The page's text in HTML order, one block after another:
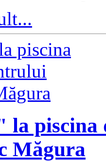
la
Măgura